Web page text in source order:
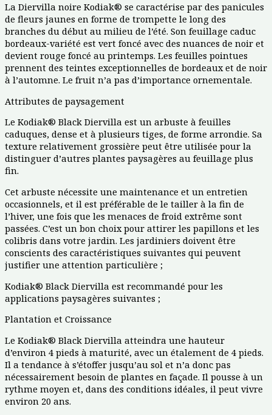
La Diervilla noire Kodiak® se caractérise par des panicules
de fleurs jaunes en forme de trompette le long des
branches du début au milieu de l’été. Son feuillage caduc
bordeaux-variété est vert foncé avec des nuances de noir et
devient rouge foncé au printemps. Les feuilles pointues
prennent des teintes exceptionnelles de bordeaux et de noir
à l’automne. Le fruit n’a pas d’importance ornementale.
Attributes de paysagement
Le Kodiak® Black Diervilla est un arbuste à feuilles
caduques, dense et à plusieurs tiges, de forme arrondie. Sa
texture relativement grossière peut être utilisée pour la
distinguer d’autres plantes paysagères au feuillage plus
fin.
Cet arbuste nécessite une maintenance et un entretien
occasionnels, et il est préférable de le tailler à la fin de
l’hiver, une fois que les menaces de froid extrême sont
passées. C’est un bon choix pour attirer les papillons et les
colibris dans votre jardin. Les jardiniers doivent être
conscients des caractéristiques suivantes qui peuvent
justifier une attention particulière ;
Kodiak® Black Diervilla est recommandé pour les
applications paysagères suivantes ;
Plantation et Croissance
Le Kodiak® Black Diervilla atteindra une hauteur
d’environ 4 pieds à maturité, avec un étalement de 4 pieds.
Il a tendance à s’étoffer jusqu’au sol et n’a donc pas
nécessairement besoin de plantes en façade. Il pousse à un
rythme moyen et, dans des conditions idéales, il peut vivre
environ 20 ans.